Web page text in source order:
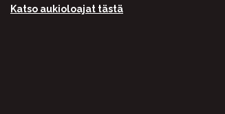
Katso aukioloajat tästä